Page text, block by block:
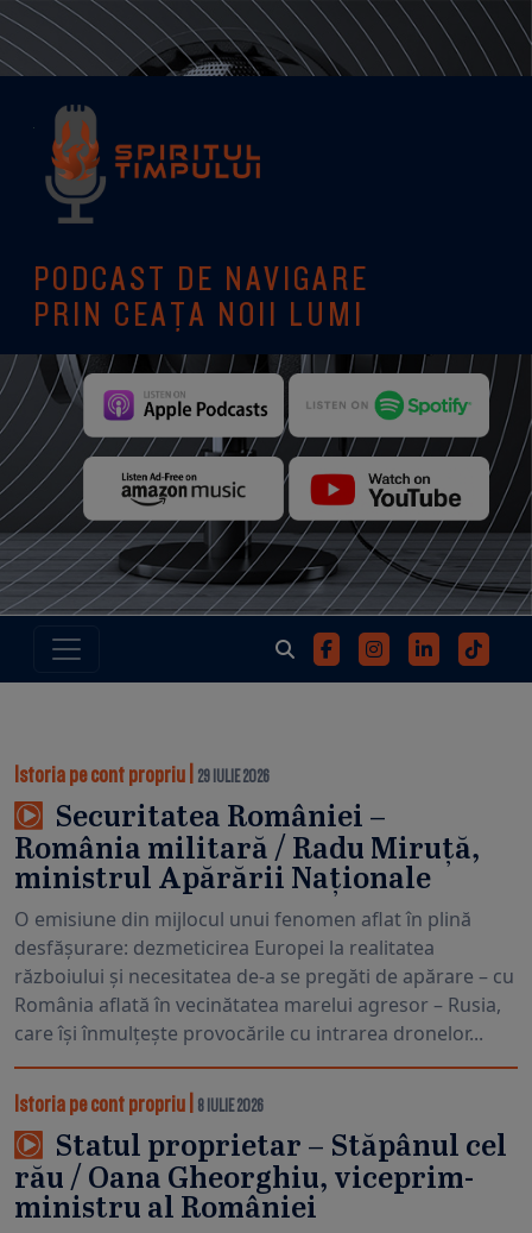
PODCAST DE NAVIGARE
PRIN CEAȚA NOII LUMI
Istoria pe cont propriu 29 IULIE 2026
Securitatea României –
România militară / Radu Miruță,
ministrul Apărării Naționale
O emisiune din mijlocul unui fenomen aflat în plină
desfășurare: dezmeticirea Europei la realitatea
războiului și necesitatea de-a se pregăti de apărare – cu
România aflată în vecinătatea marelui agresor – Rusia,
care își înmulțește provocările cu intrarea dronelor...
Istoria pe cont propriu 8 IULIE 2026
Statul proprietar – Stăpânul cel
rău / Oana Gheorghiu, viceprim-
ministru al României